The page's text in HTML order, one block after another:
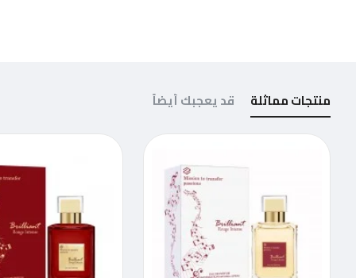
منتجات مماثلة قد يعجبك أيضاً